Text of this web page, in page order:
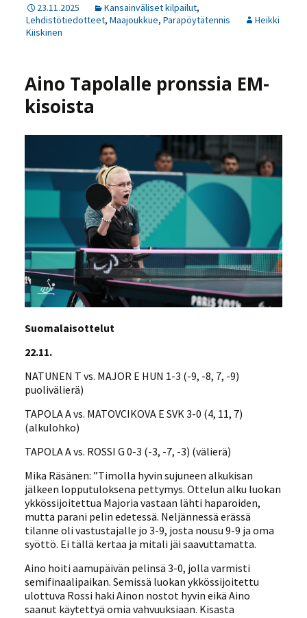
23.11.2025 Kansainväliset kilpailut,
Lehdistötiedotteet, Maajoukkue, Parapöytätennis
Heikki
Kiiskinen
Aino Tapolalle pronssia EM-
kisoista
Suomalaisottelut
22.11.
NATUNEN T vs. MAJOR E HUN 1-3 (-9, -8, 7, -9)
puolivälierä)
TAPOLA A vs. MATOVCIKOVA E SVK 3-0 (4, 11, 7)
(alkulohko)
TAPOLA A vs. ROSSI G 0-3 (-3, -7, -3) (välierä)
Mika Räsänen: ”Timolla hyvin sujuneen alkukisan
jälkeen lopputuloksena pettymys. Ottelun alku luokan
ykkössijoitettua Majoria vastaan lähti haparoiden,
mutta parani pelin edetessä. Neljännessä erässä
tilanne oli vastustajalle jo 3-9, josta nousu 9-9 ja oma
syöttö. Ei tällä kertaa ja mitali jäi saavuttamatta.
Aino hoiti aamupäivän pelinsä 3-0, jolla varmisti
semifinaalipaikan. Semissä luokan ykkössijoitettu
ulottuva Rossi haki Ainon nostot hyvin eikä Aino
saanut käytettyä omia vahvuuksiaan. Kisasta